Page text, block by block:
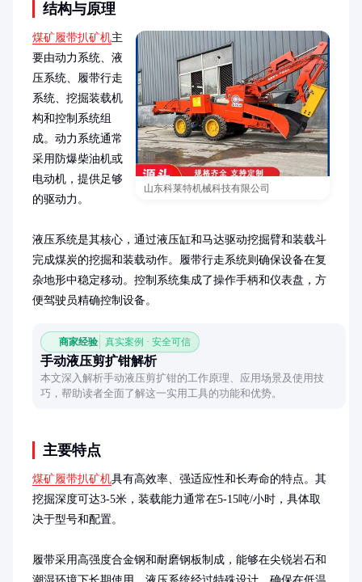
结构与原理
山东科莱特机械科技有限公司
煤矿履带扒矿机主
要由动力系统、液
压系统、履带行走
系统、挖掘装载机
构和控制系统组
成。动力系统通常
采用防爆柴油机或
电动机，提供足够
的驱动力。
液压系统是其核心，通过液压缸和马达驱动挖掘臂和装载斗
完成煤炭的挖掘和装载动作。履带行走系统则确保设备在复
杂地形中稳定移动。控制系统集成了操作手柄和仪表盘，方
便驾驶员精确控制设备。
商家经验 真实案例 · 安全可信
手动液压剪扩钳解析
本文深入解析手动液压剪扩钳的工作原理、应用场景及使用技
巧，帮助读者全面了解这一实用工具的功能和优势。
主要特点
煤矿履带扒矿机具有高效率、强适应性和长寿命的特点。其
挖掘深度可达3-5米，装载能力通常在5-15吨/小时，具体取
决于型号和配置。
履带采用高强度合金钢和耐磨钢板制成，能够在尖锐岩石和